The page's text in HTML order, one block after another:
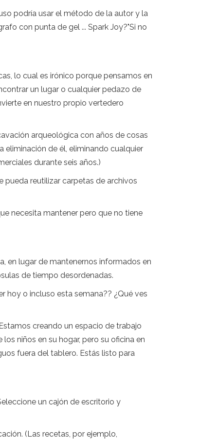
podría usar el método de la autor y la
con punta de gel ... Spark Joy?"Si no
lo cual es irónico porque pensamos en
un lugar o cualquier pedazo de
en nuestro propio vertedero
arqueológica con años de cosas
eliminación de él, eliminando cualquier
durante seis años.)
reutilizar carpetas de archivos
necesita mantener pero que no tiene
en lugar de mantenernos informados en
de tiempo desordenadas.
hoy o incluso esta semana?? ¿Qué ves
creando un espacio de trabajo
niños en su hogar, pero su oficina en
fuera del tablero. Estás listo para
un cajón de escritorio y
(Las recetas, por ejemplo,